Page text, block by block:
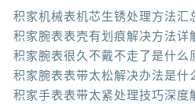
积家机械表机芯生锈处理方法汇
积家腕表表壳有划痕解决方法详
积家腕表很久不戴不走了是什么
积家腕表表带太松解决办法是什
积家手表表带太紧处理技巧深度